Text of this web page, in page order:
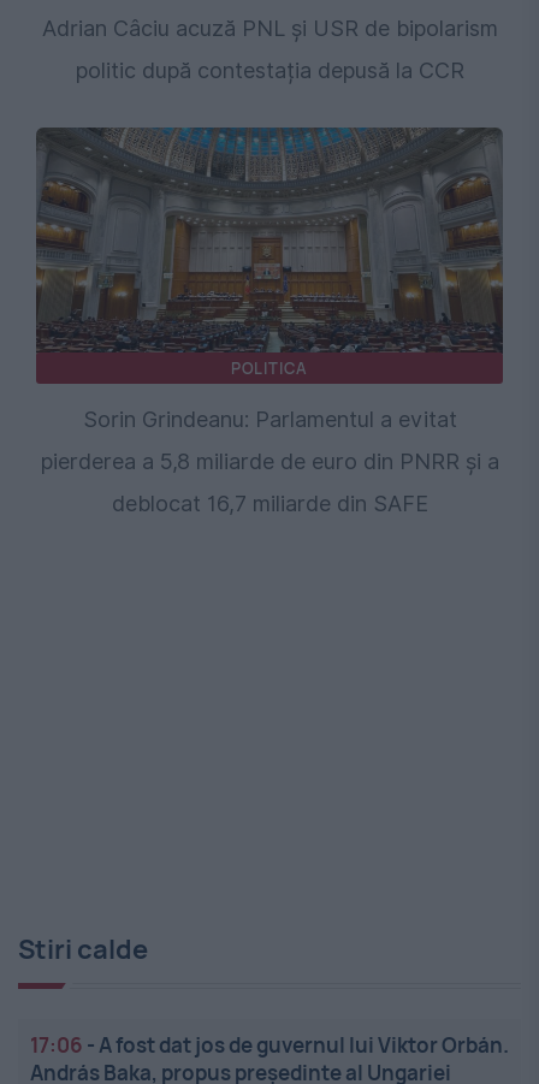
Adrian Câciu acuză PNL și USR de bipolarism
politic după contestația depusă la CCR
POLITICA
Sorin Grindeanu: Parlamentul a evitat
pierderea a 5,8 miliarde de euro din PNRR și a
deblocat 16,7 miliarde din SAFE
Stiri calde
17:06 -A fost dat jos de guvernul lui Viktor Orbán.
András Baka, propus președinte al Ungariei